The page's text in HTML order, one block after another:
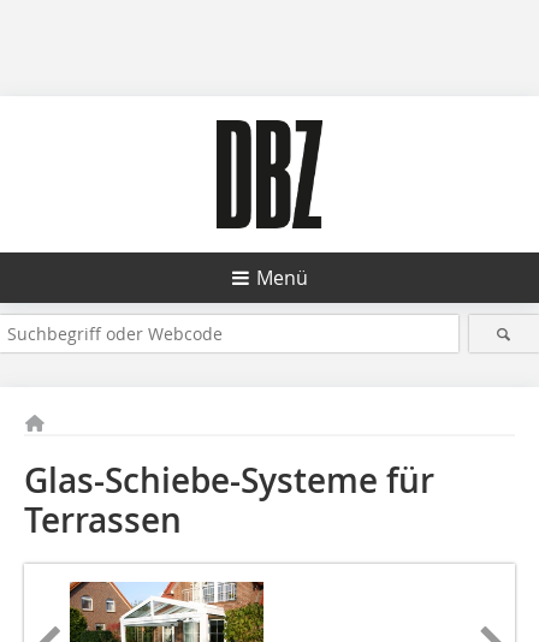
Menü
Glas-Schiebe-Systeme für
Terrassen